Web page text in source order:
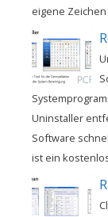
eigene
Uninstaller
Software
ist ein